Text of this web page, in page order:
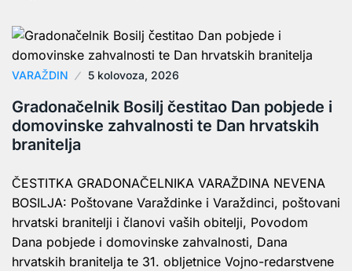
VARAŽDIN 5 kolovoza, 2026
Gradonačelnik Bosilj čestitao Dan pobjede i
domovinske zahvalnosti te Dan hrvatskih
branitelja
ČESTITKA GRADONAČELNIKA VARAŽDINA NEVENA
BOSILJA: Poštovane Varaždinke i Varaždinci, poštovani
hrvatski branitelji i članovi vaših obitelji, Povodom
Dana pobjede i domovinske zahvalnosti, Dana
hrvatskih branitelja te 31. obljetnice Vojno-redarstvene